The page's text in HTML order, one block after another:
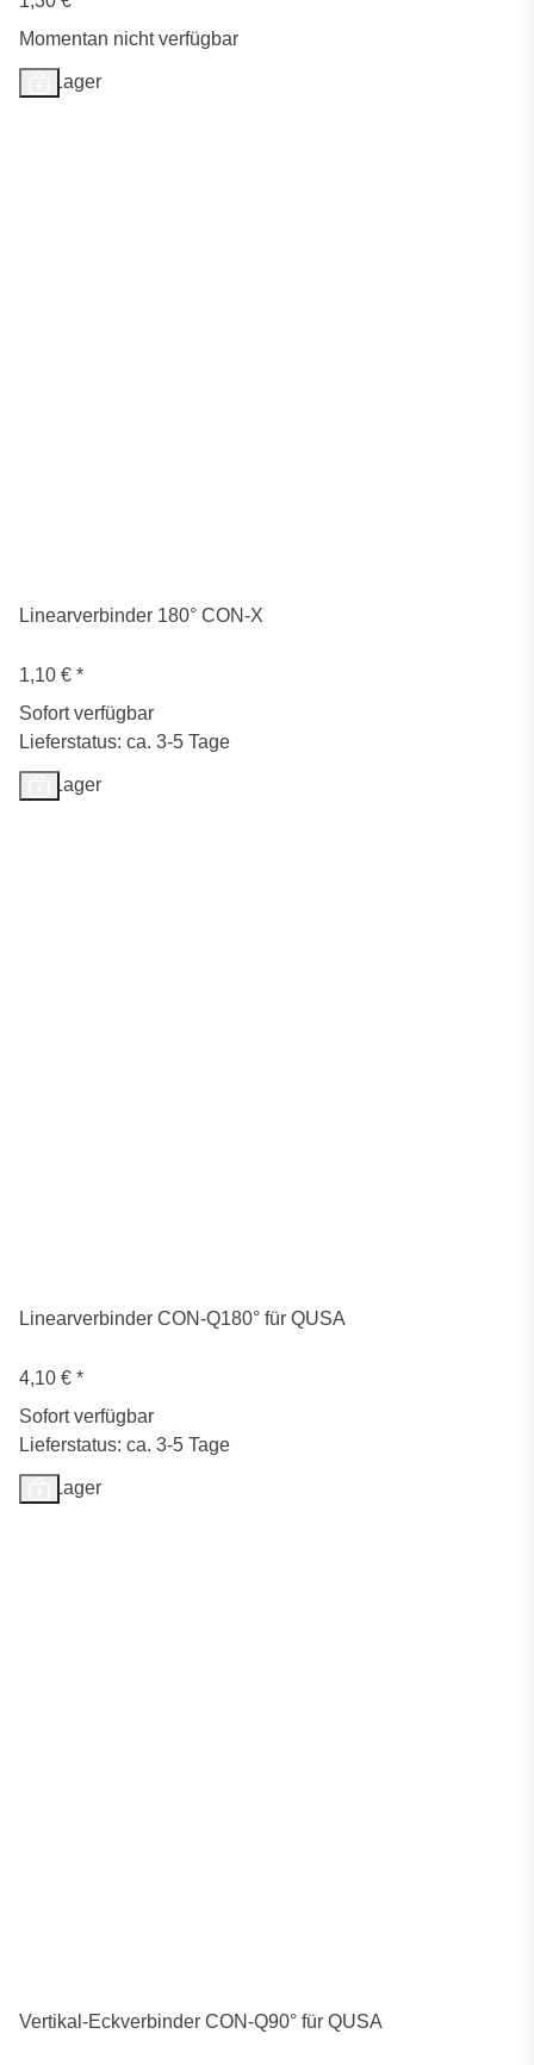
Momentan nicht verfügbar
Auf Lager
Linearverbinder 180° CON-X
1,10 € *
Sofort verfügbar
Lieferstatus: ca. 3-5 Tage
Auf Lager
Linearverbinder CON-Q180° für QUSA
4,10 € *
Sofort verfügbar
Lieferstatus: ca. 3-5 Tage
Auf Lager
Vertikal-Eckverbinder CON-Q90° für QUSA